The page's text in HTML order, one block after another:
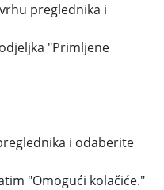
preglednika i
"Primljene
i odaberite
"Omogući kolačiće."